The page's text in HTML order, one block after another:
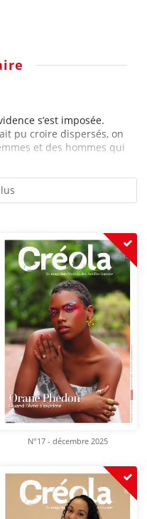
s’est imposée.
pu croire dispersés, on
et des hommes qui
N°17 - décembre 2025